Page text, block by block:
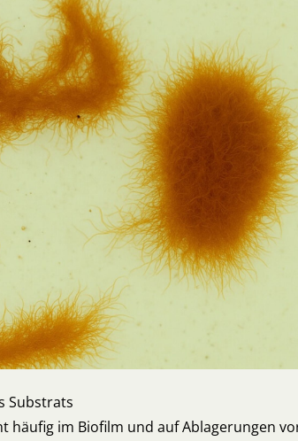
Substrats
häufig im Biofilm und auf Ablagerungen